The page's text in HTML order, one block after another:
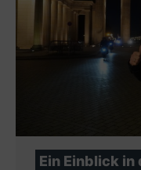
Ein Einblick